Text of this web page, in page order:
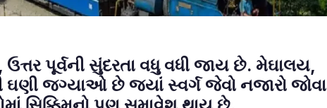
પૂર્વની સુંદરતા વધુ વધી જાય છે. મેઘાલય,
જગ્યાઓ છે જ્યાં સ્વર્ગ જેવો નજારો જોવા